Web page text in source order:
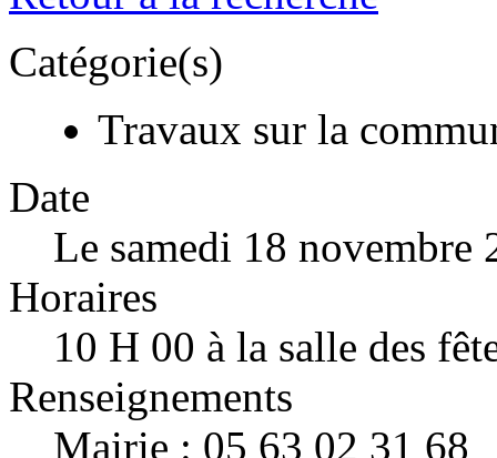
Catégorie(s)
Travaux sur la
Date
Le samedi 18 novembre
Horaires
10 H 00 à la salle des
Renseignements
Mairie : 05 63 02 31 68